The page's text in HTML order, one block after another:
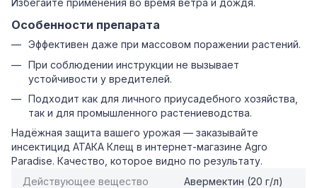
Избегайте применения во время ветра и дождя.
Особенности препарата
Эффективен даже при массовом поражении растений.
При соблюдении инструкции не вызывает
устойчивости у вредителей.
Подходит как для личного приусадебного хозяйства,
так и для промышленного растениеводства.
Надёжная защита вашего урожая — заказывайте
инсектицид АТАКА Клещ в интернет-магазине Agro
Paradise. Качество, которое видно по результату.
Действующее вещество
Авермектин (20 г/л)